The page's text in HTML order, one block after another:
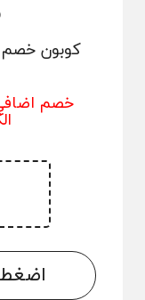
كوبون خصم
خصم
اضغط